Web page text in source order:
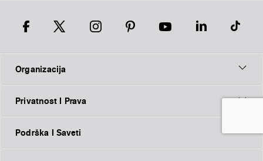
Organizacija
Privatnost I Prava
Podrška I Saveti